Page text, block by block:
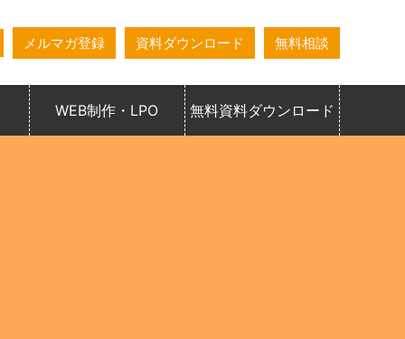
メルマガ登録 資料ダウンロード 無料相談
WEB制作・LPO 無料資料ダウンロード